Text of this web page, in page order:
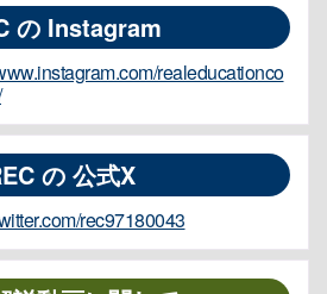
の Instagram
realeducationco
の 公式X
rec97180043